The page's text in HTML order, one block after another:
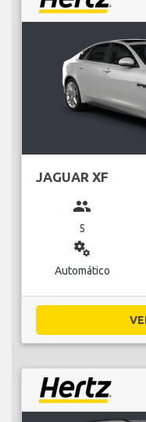
JAGUAR XF
group
5
miscellaneous_services
Automático